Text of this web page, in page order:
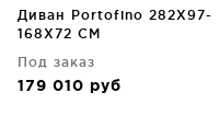
Диван Portofino 282X97-
168X72 CM
Под заказ
179 010 руб